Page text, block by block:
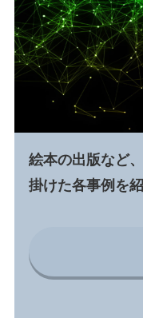
絵本の出版など
掛けた各事例を